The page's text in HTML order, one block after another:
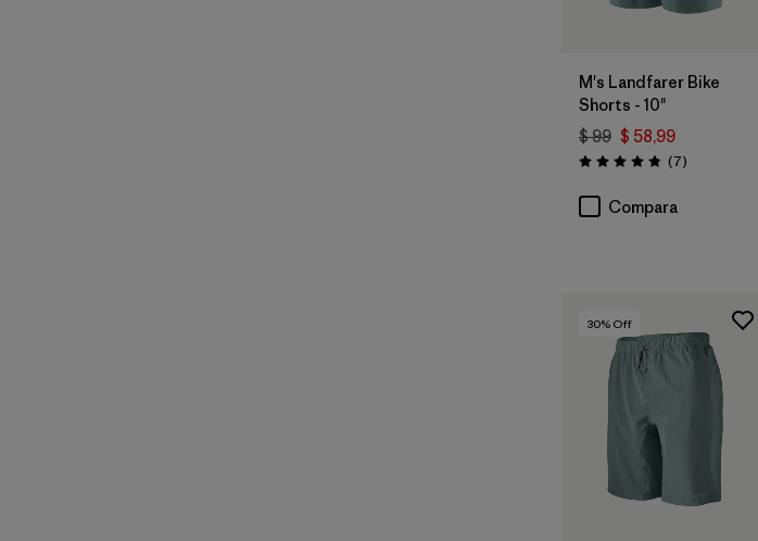
M's Landfarer Bike
Shorts - 10"
$ 99 $ 58,99
Valoración: 4.9 / 5
(7Comentarios
)
Compara
30% Off